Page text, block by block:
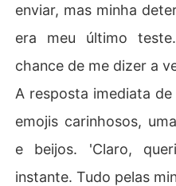
enviar, mas minha
era meu último
chance de me dizer a
A resposta imediata
emojis carinhosos,
e beijos. 'Claro,
instante. Tudo pelas